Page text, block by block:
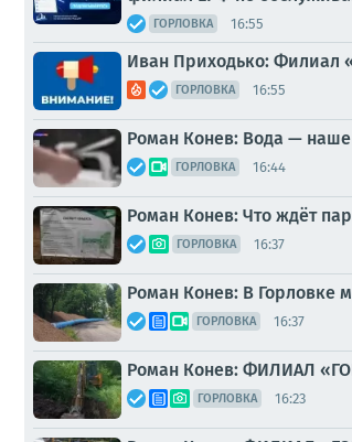
ГОРЛОВКА 16:55
Иван Приходько: Филиал
ГОРЛОВКА 16:55
Роман Конев: Вода — наше
ГОРЛОВКА 16:44
Роман Конев: Что ждёт
ГОРЛОВКА 16:37
Роман Конев: В Горловке
ГОРЛОВКА 16:37
Роман Конев: ФИЛИАЛ
ГОРЛОВКА 16:23